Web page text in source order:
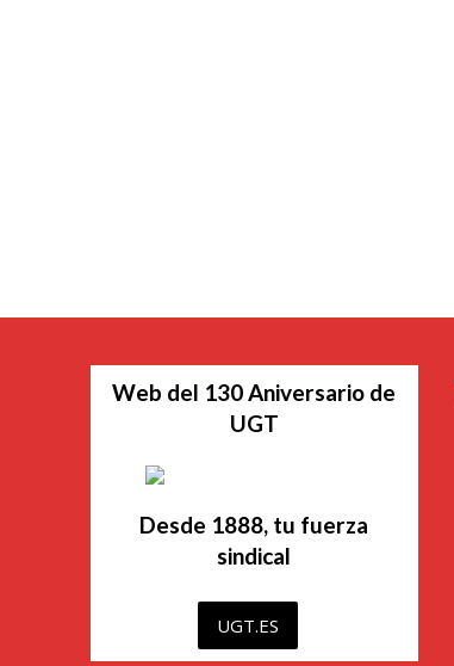
Web del 130 Aniversario de
UGT
Desde 1888, tu fuerza
sindical
UGT.ES